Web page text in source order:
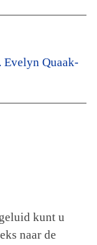
Evelyn Quaak-
kunt u
naar de